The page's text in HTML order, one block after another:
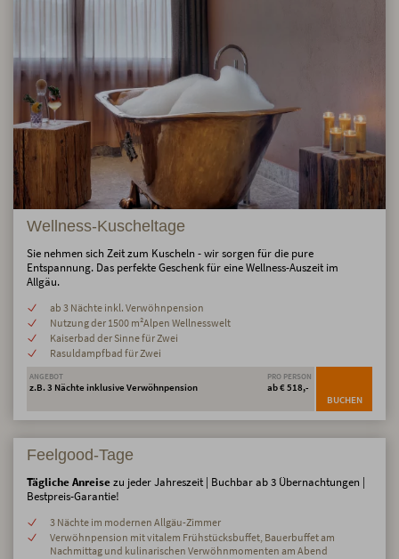
Wellness-Kuscheltage
Sie nehmen sich Zeit zum Kuscheln - wir sorgen für die pure
Entspannung. Das perfekte Geschenk für eine Wellness-Auszeit im
Allgäu.
ab 3 Nächte inkl. Verwöhnpension
Nutzung der 1500 m²Alpen Wellnesswelt
Kaiserbad der Sinne für Zwei
Rasuldampfbad für Zwei
ANGEBOT
z.B. 3 Nächte inklusive Verwöhnpension
PRO PERSON
ab € 518,-
BUCHEN
Feelgood-Tage
Tägliche Anreisezu jeder Jahreszeit | Buchbar ab 3 Übernachtungen |
Bestpreis-Garantie!
3 Nächte im modernen Allgäu-Zimmer
Verwöhnpension mit vitalem Frühstücksbuffet, Bauerbuffet am
Nachmittag und kulinarischen Verwöhnmomenten am Abend